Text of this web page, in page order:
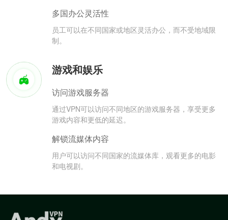
多国办公灵活性
员工可以在不同国家或地区灵活办公，而不受地域限
制。
游戏和娱乐
访问游戏服务器
通过VPN可以访问不同地区的游戏服务器，享受更多
游戏内容和更低的延迟。
解锁流媒体内容
用户可以访问不同国家的流媒体库，观看更多的电影
和电视剧。